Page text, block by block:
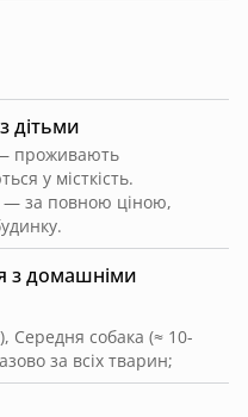
з домашніми
Середня собака (≈ 10-
за всіх тварин;
дітьми
проживають
у місткість.
— за повною ціною,